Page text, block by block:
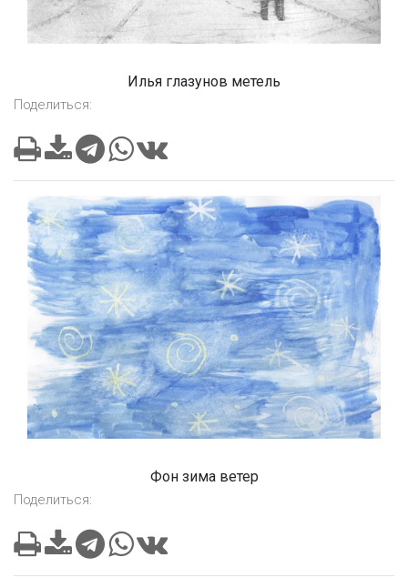
Илья глазунов метель
Поделиться:
Фон зима ветер
Поделиться: